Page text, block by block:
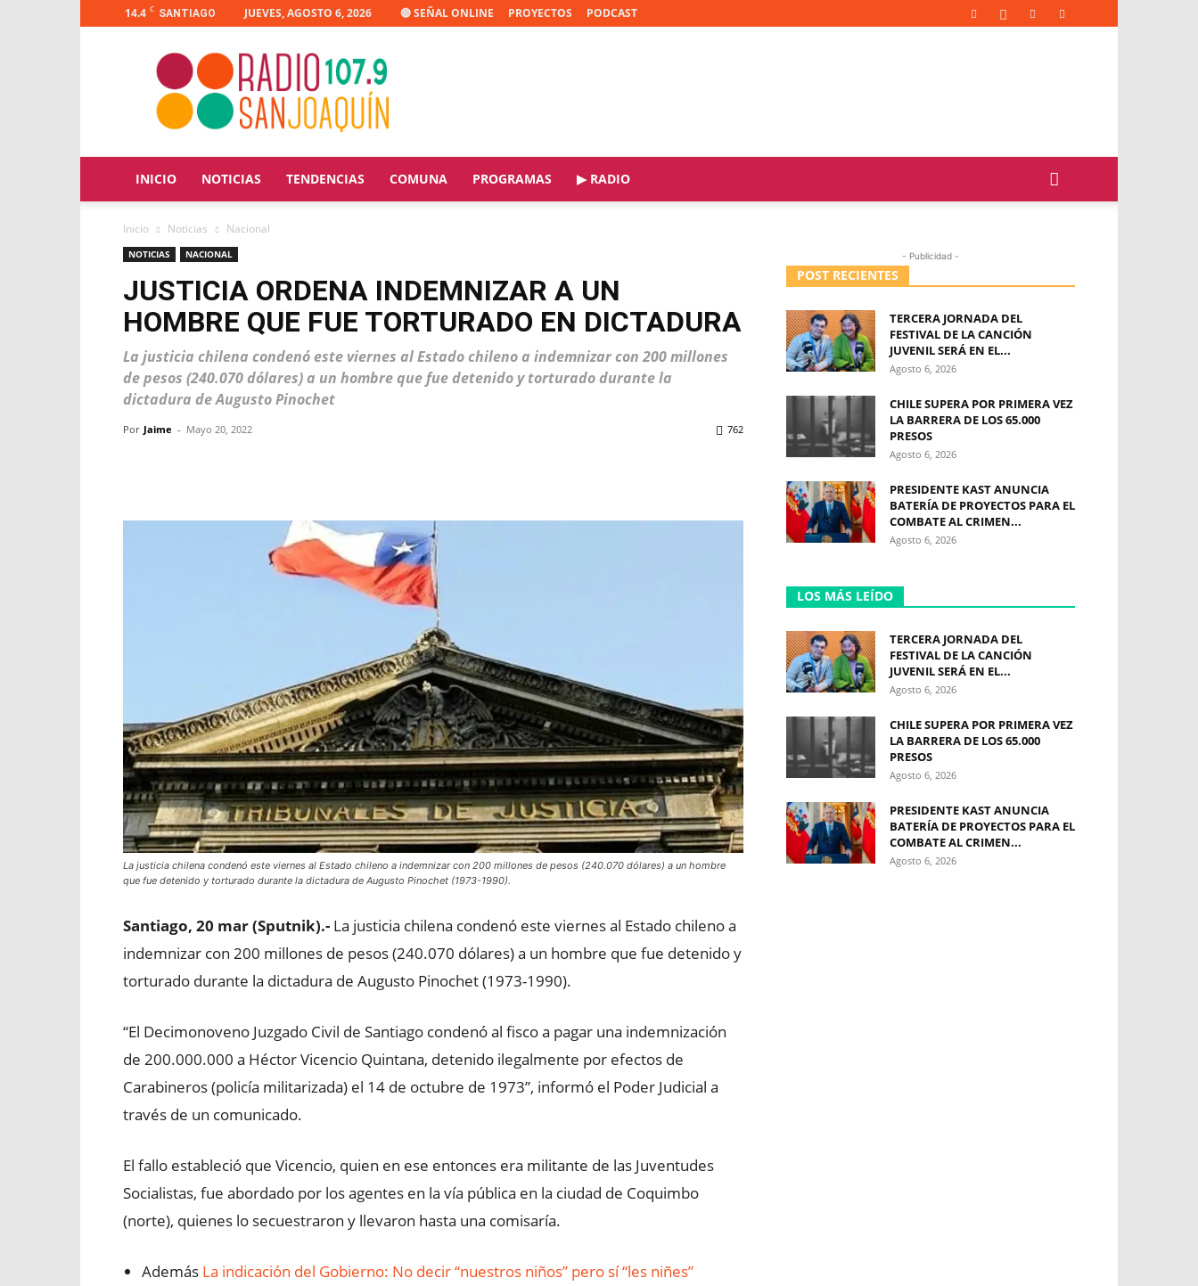
14.4 C SANTIAGO JUEVES, AGOSTO 6, 2026 🔴 SEÑAL ONLINE PROYECTOS PODCAST
Radio
Joaquín
INICIO NOTICIAS TENDENCIAS COMUNA PROGRAMAS ▶ RADIO
Inicio Noticias Nacional
NOTICIAS NACIONAL
JUSTICIA ORDENA INDEMNIZAR A UN
HOMBRE QUE FUE TORTURADO EN DICTADURA
La justicia chilena condenó este viernes al Estado chileno a indemnizar con 200 millones
de pesos (240.070 dólares) a un hombre que fue detenido y torturado durante la
dictadura de Augusto Pinochet
Por Jaime - Mayo 20, 2022 762
La justicia chilena condenó este viernes al Estado chileno a indemnizar con 200 millones de pesos (240.070 dólares) a un hombre
que fue detenido y torturado durante la dictadura de Augusto Pinochet (1973-1990).
Santiago, 20 mar (Sputnik).- La justicia chilena condenó este viernes al Estado chileno a
indemnizar con 200 millones de pesos (240.070 dólares) a un hombre que fue detenido y
torturado durante la dictadura de Augusto Pinochet (1973-1990).
“El Decimonoveno Juzgado Civil de Santiago condenó al fisco a pagar una indemnización
de 200.000.000 a Héctor Vicencio Quintana, detenido ilegalmente por efectos de
Carabineros (policía militarizada) el 14 de octubre de 1973”, informó el Poder Judicial a
través de un comunicado.
El fallo estableció que Vicencio, quien en ese entonces era militante de las Juventudes
Socialistas, fue abordado por los agentes en la vía pública en la ciudad de Coquimbo
(norte), quienes lo secuestraron y llevaron hasta una comisaría.
Además La indicación del Gobierno: No decir “nuestros niños” pero sí “les niñes”
- Publicidad -
POST RECIENTES
TERCERA JORNADA DEL
FESTIVAL DE LA CANCIÓN
JUVENIL SERÁ EN EL...
Agosto 6, 2026
CHILE SUPERA POR PRIMERA VEZ
LA BARRERA DE LOS 65.000
PRESOS
Agosto 6, 2026
PRESIDENTE KAST ANUNCIA
BATERÍA DE PROYECTOS PARA EL
COMBATE AL CRIMEN...
Agosto 6, 2026
LOS MÁS LEÍDO
TERCERA JORNADA DEL
FESTIVAL DE LA CANCIÓN
JUVENIL SERÁ EN EL...
Agosto 6, 2026
CHILE SUPERA POR PRIMERA VEZ
LA BARRERA DE LOS 65.000
PRESOS
Agosto 6, 2026
PRESIDENTE KAST ANUNCIA
BATERÍA DE PROYECTOS PARA EL
COMBATE AL CRIMEN...
Agosto 6, 2026